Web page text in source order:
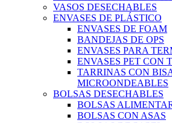
VASOS DESECHABLES
ENVASES DE PLÁSTICO
ENVASES DE FOAM
BANDEJAS DE OPS
ENVASES PARA
ENVASES PET CON
TARRINAS CON
MICROONDEABLES
BOLSAS DESECHABLES
BOLSAS
BOLSAS CON ASAS